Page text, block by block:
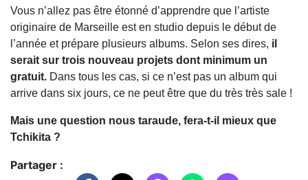
Vous n’allez pas être étonné d’apprendre que l’artiste
originaire de Marseille est en studio depuis le début de
l’année et prépare plusieurs albums. Selon ses dires, il
serait sur trois nouveau projets dont minimum un
gratuit. Dans tous les cas, si ce n’est pas un album qui
arrive dans six jours, ce ne peut être que du très très sale !
Mais une question nous taraude, fera-t-il mieux que
Tchikita ?
Partager :